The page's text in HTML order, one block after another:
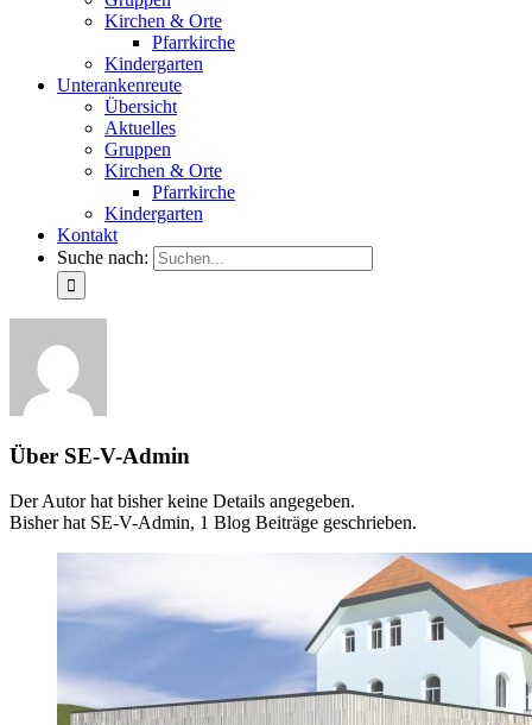
Kirchen & Orte
Pfarrkirche
Kindergarten
Unterankenreute
Übersicht
Aktuelles
Gruppen
Kirchen & Orte
Pfarrkirche
Kindergarten
Kontakt
Suche nach:
Über SE-V-Admin
Der Autor hat bisher keine Details angegeben.
Bisher hat SE-V-Admin, 1 Blog Beiträge geschrieben.